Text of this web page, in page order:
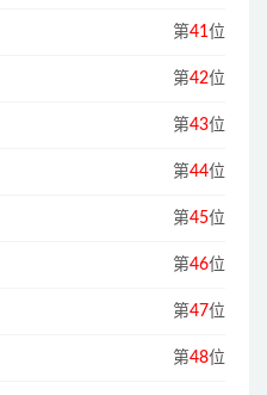
第41位
第42位
第43位
第44位
第45位
第46位
第47位
第48位